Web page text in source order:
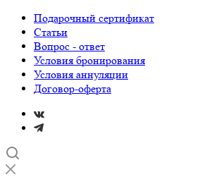
Подарочный сертификат
Статьи
Вопрос - ответ
Условия бронирования
Условия аннуляции
Договор-оферта